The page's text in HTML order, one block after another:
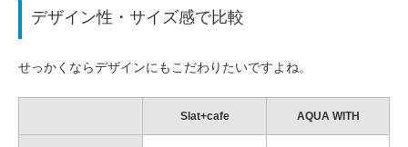
デザイン性・サイズ感で比較
せっかくならデザインにもこだわりたいですよね。
Slat+cafe AQUA WITH